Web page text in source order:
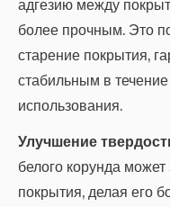
адгезию между
более прочным. Это
старение покрытия,
стабильным в
использования.
Улучшение
белого корунда
покрытия, делая его